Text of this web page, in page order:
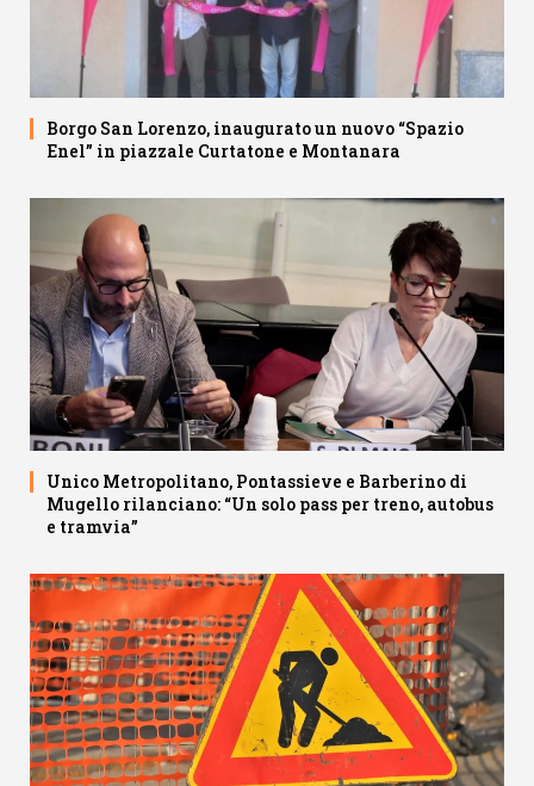
Borgo San Lorenzo, inaugurato un nuovo “Spazio
Enel” in piazzale Curtatone e Montanara
Unico Metropolitano, Pontassieve e Barberino di
Mugello rilanciano: “Un solo pass per treno, autobus
e tramvia”